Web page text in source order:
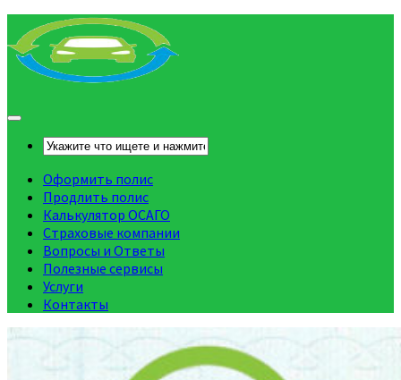
Оформить полис
Продлить полис
Калькулятор ОСАГО
Страховые компании
Вопросы и Ответы
Полезные сервисы
Услуги
Контакты